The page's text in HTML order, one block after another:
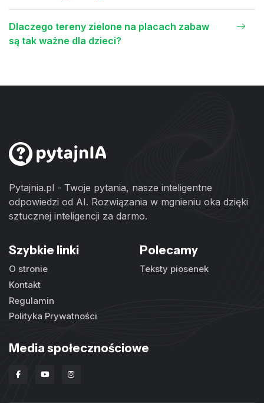
Dlaczego tereny zielone na placach zabaw
są tak ważne dla dzieci?
Pytajnia.pl - Twoje pytania, nasze inteligentne
odpowiedzi od AI. Rozwiązania w mgnieniu oka dzięki
sztucznej inteligencji za darmo.
Szybkie linki
O stronie
Kontakt
Regulamin
Polityka Prywatności
Polecamy
Teksty piosenek
Media społecznościowe